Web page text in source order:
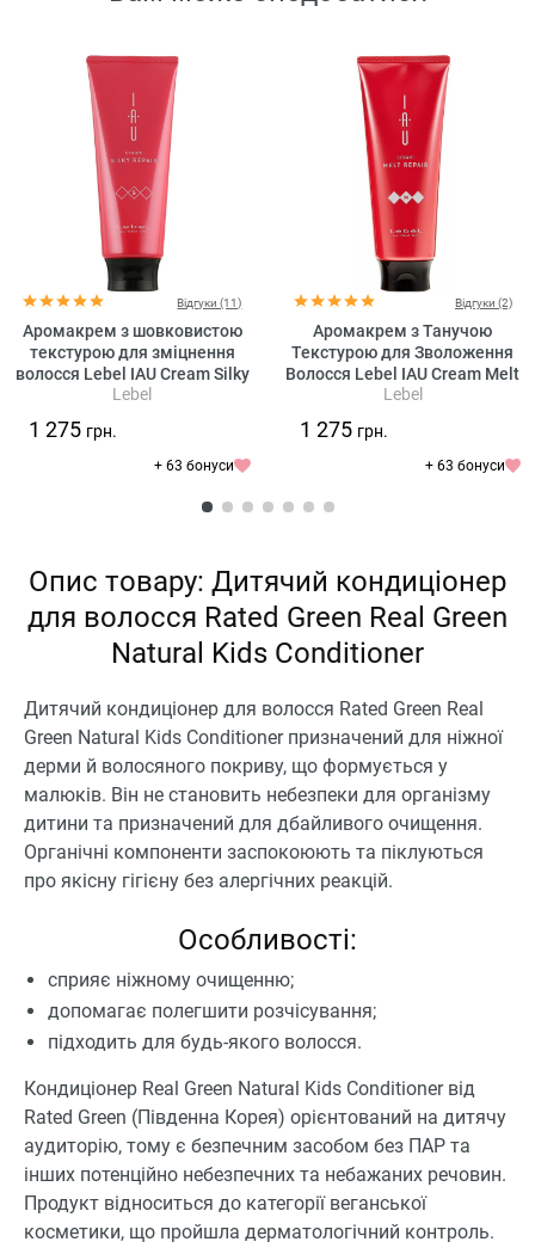
Відгуки (11)
Аромакрем з шовковистою
текстурою для зміцнення
волосся Lebel IAU Cream Silky
Repair
Lebel
1 275 грн.
+ 63 бонуси
Відгуки (2)
Аромакрем з Танучою
Текстурою для Зволоження
Волосся Lebel IAU Cream Melt
Repair
Lebel
1 275 грн.
+ 63 бонуси
Опис товару: Дитячий кондиціонер
для волосся Rated Green Real Green
Natural Kids Conditioner
Дитячий кондиціонер для волосся Rated Green Real
Green Natural Kids Conditioner призначений для ніжної
дерми й волосяного покриву, що формується у
малюків. Він не становить небезпеки для організму
дитини та призначений для дбайливого очищення.
Органічні компоненти заспокоюють та піклуються
про якісну гігієну без алергічних реакцій.
Особливості:
сприяє ніжному очищенню;
допомагає полегшити розчісування;
підходить для будь-якого волосся.
Кондиціонер Real Green Natural Kids Conditioner від
Rated Green (Південна Корея) орієнтований на дитячу
аудиторію, тому є безпечним засобом без ПАР та
інших потенційно небезпечних та небажаних речовин.
Продукт відноситься до категорії веганської
косметики, що пройшла дерматологічний контроль.